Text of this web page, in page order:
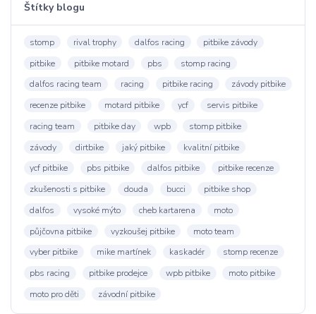
Štítky blogu
stomp rival trophy dalfos racing
pitbike závody
pitbike
pitbike motard pbs
stomp racing
dalfos racing team
racing pitbike racing
závody pitbike
recenze pitbike
motard pitbike ycf
servis pitbike
racing team
pitbike day wpb
stomp pitbike
závody
dirtbike jaký pitbike
kvalitní pitbike
ycf pitbike
pbs pitbike dalfos pitbike
pitbike recenze
zkušenosti s pitbike
douda bucci
pitbike shop
dalfos
vysoké mýto cheb kartarena
moto
půjčovna pitbike
vyzkoušej pitbike
moto team
vyber pitbike
mike martínek kaskadér
stomp recenze
pbs racing
pitbike prodejce wpb pitbike
moto pitbike
moto pro děti
závodní pitbike